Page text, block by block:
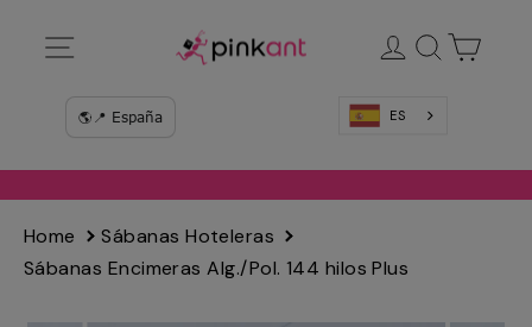
directamente
Ingresar
Buscar
ES
Home
Sábanas Hoteleras
Sábanas Encimeras Alg./Pol. 144 hilos Plus